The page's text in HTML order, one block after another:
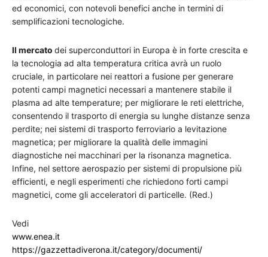
ed economici, con notevoli benefici anche in termini di
semplificazioni tecnologiche.
Il mercato dei superconduttori in Europa è in forte crescita e
la tecnologia ad alta temperatura critica avrà un ruolo
cruciale, in particolare nei reattori a fusione per generare
potenti campi magnetici necessari a mantenere stabile il
plasma ad alte temperature; per migliorare le reti elettriche,
consentendo il trasporto di energia su lunghe distanze senza
perdite; nei sistemi di trasporto ferroviario a levitazione
magnetica; per migliorare la qualità delle immagini
diagnostiche nei macchinari per la risonanza magnetica.
Infine, nel settore aerospazio per sistemi di propulsione più
efficienti, e negli esperimenti che richiedono forti campi
magnetici, come gli acceleratori di particelle. (Red.)
Vedi
www.enea.it
https://gazzettadiverona.it/category/documenti/